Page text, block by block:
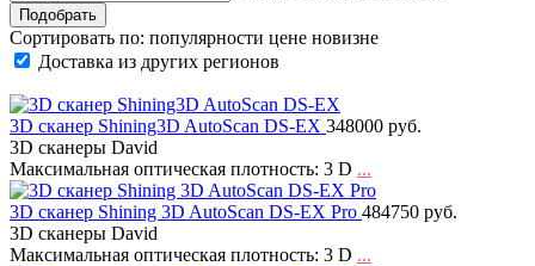
Сортировать по: популярности цене новизне
Доставка из других регионов
3D сканер Shining3D AutoScan DS-EX 348000 руб.
3D сканеры David
Максимальная оптическая плотность: 3 D ...
3D сканер Shining 3D AutoScan DS-EX Pro 484750 руб.
3D сканеры David
Максимальная оптическая плотность: 3 D ...